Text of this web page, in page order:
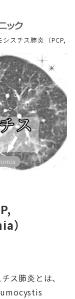
シスチス肺炎（PCP,
）
ス肺炎とは、